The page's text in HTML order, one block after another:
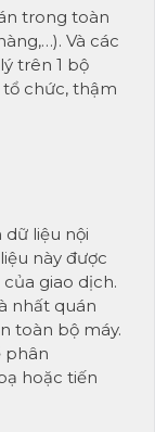
trong toàn
Và các
trên 1 bộ
chức, thậm
dữ liệu nội
này được
giao dịch.
nhất quán
toàn bộ máy.
phân
hoặc tiến